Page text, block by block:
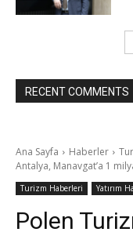
RECENT COMMENTS